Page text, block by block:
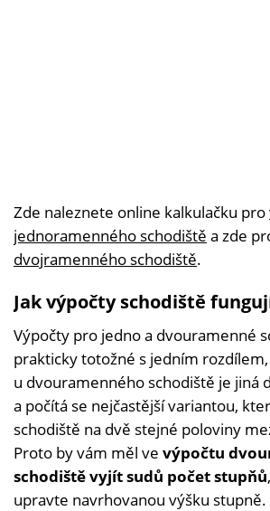
Zde naleznete online kalkulačku pro
jednoramenného schodiště a zde
dvojramenného schodiště.
Jak výpočty schodiště
Výpočty pro jedno a dvouramenné
prakticky totožné s jedním rozdílem,
u dvouramenného schodiště je jiná
a počítá se nejčastější variantou,
schodiště na dvě stejné poloviny
Proto by vám měl ve výpočtu
schodiště vyjít sudů počet stupňů
upravte navrhovanou výšku stupně.